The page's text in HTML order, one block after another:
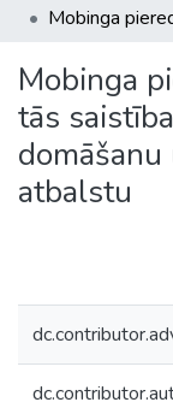
Mobinga
tās
atbalstu